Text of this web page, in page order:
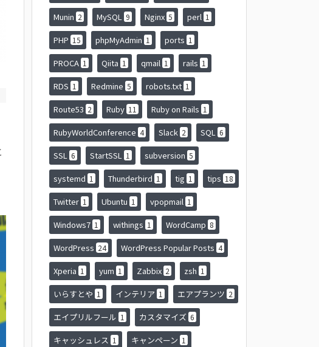
Munin 2 MySQL 9 Nginx 5 perl 1
PHP 15 phpMyAdmin 1 ports 1
PROCA 1 Qiita 1 qmail 1 rails 1
RDS 1 Redmine 5 robots.txt 1
Route53 2 Ruby 11 Ruby on Rails 1
RubyWorldConference 4 Slack 2 SQL 6
SSL 6 StartSSL 1 subversion 5
systemd 1 Thunderbird 1 tig 1 tips 18
Twitter 1 Ubuntu 1 vpopmail 1
Windows7 1 withings 1 WordCamp 8
WordPress 24 WordPress Popular Posts 4
Xperia 1 yum 1 Zabbix 2 zsh 1
いらすとや 1 インテリア 1 エアプランツ 2
エイプリルフール 1 カスタマイズ 6
キャッシュレス 1 キャンペーン 1